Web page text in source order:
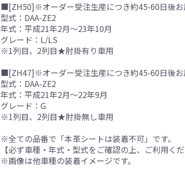
■[ZH50]※オーダー受注生産につき約45-60日後お
型式：DAA-ZE2
年式：平成21年2月～23年10月
グレード：L/LS
※1列目、2列目★肘掛有り車用
■[ZH47]※オーダー受注生産につき約45-60日後お
型式：DAA-ZE2
年式：平成21年2月～22年9月
グレード：G
※1列目、2列目★肘掛無し車用
※全ての品番で「本革シートは装着不可」です。
【必ず車種・年式・型式をご確認の上、ご利用くだ
※画像は他車種の装着イメージです。